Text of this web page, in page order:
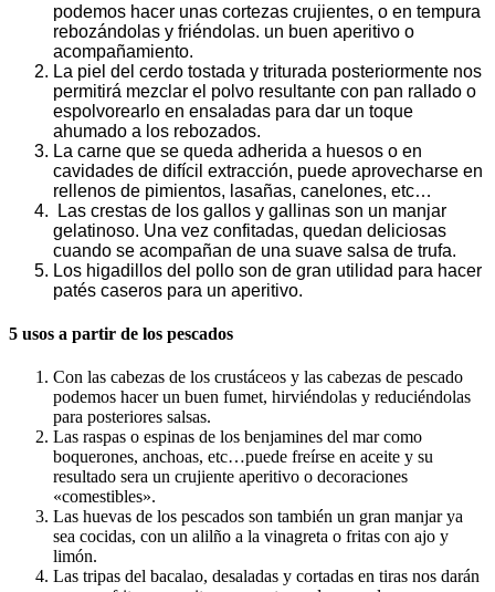
podemos hacer unas cortezas crujientes, o en tempura
rebozándolas y friéndolas. un buen aperitivo o
acompañamiento.
La piel del cerdo tostada y triturada posteriormente nos
permitirá mezclar el polvo resultante con pan rallado o
espolvorearlo en ensaladas para dar un toque
ahumado a los rebozados.
La carne que se queda adherida a huesos o en
cavidades de difícil extracción, puede aprovecharse en
rellenos de pimientos, lasañas, canelones, etc…
Las crestas de los gallos y gallinas son un manjar
gelatinoso. Una vez confitadas, quedan deliciosas
cuando se acompañan de una suave salsa de trufa.
Los higadillos del pollo son de gran utilidad para hacer
patés caseros para un aperitivo.
5 usos a partir de los pescados
Con las cabezas de los crustáceos y las cabezas de pescado
podemos hacer un buen fumet, hirviéndolas y reduciéndolas
para posteriores salsas.
Las raspas o espinas de los benjamines del mar como
boquerones, anchoas, etc…puede freírse en aceite y su
resultado sera un crujiente aperitivo o decoraciones
«comestibles».
Las huevas de los pescados son también un gran manjar ya
sea cocidas, con un alilño a la vinagreta o fritas con ajo y
limón.
Las tripas del bacalao, desaladas y cortadas en tiras nos darán